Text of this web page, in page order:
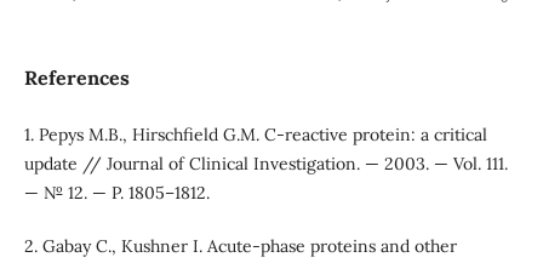
References
1. Pepys M.B., Hirschfield G.M. C-reactive protein: a critical
update // Journal of Clinical Investigation. — 2003. — Vol. 111.
— № 12. — P. 1805–1812.
2. Gabay C., Kushner I. Acute-phase proteins and other